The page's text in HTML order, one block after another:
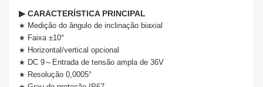
▶ CARACTERÍSTICA PRINCIPAL
★ Medição do ângulo de inclinação biaxial
★ Faixa ±10°
★ Horizontal/vertical opcional
★ DC 9～ Entrada de tensão ampla de 36V
★ Resolução 0,0005°